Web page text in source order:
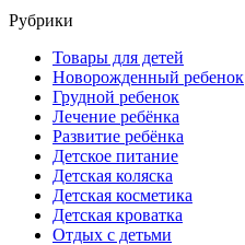
Рубрики
Товары для детей
Новорожденный ребенок
Грудной ребенок
Лечение ребёнка
Развитие ребёнка
Детское питание
Детская коляска
Детская косметика
Детская кроватка
Отдых с детьми